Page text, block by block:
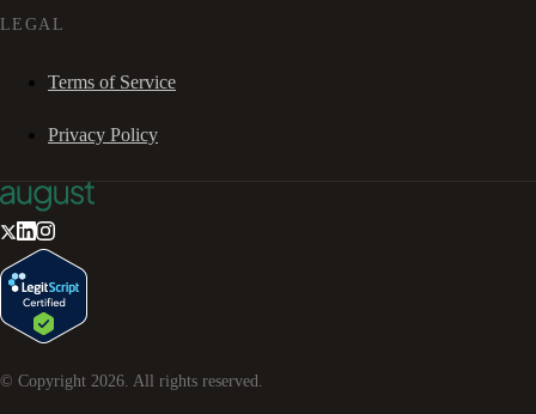
LEGAL
Terms of Service
Privacy Policy
© Copyright 2026. All rights reserved.